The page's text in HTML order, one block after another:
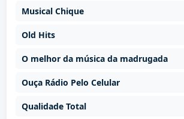
Musical Chique
Old Hits
O melhor da música da madrugada
Ouça Rádio Pelo Celular
Qualidade Total